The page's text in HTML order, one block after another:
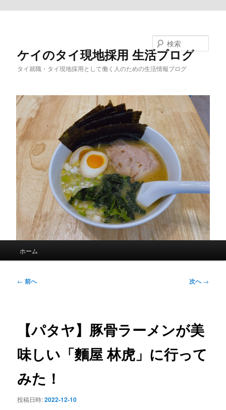
ケイのタイ現地採用 生活ブログ
タイ就職・タイ現地採用として働く人のための生活情報ブログ
ホーム
投
ョ
ン
← 前へ 次へ→
【パタヤ】豚骨ラーメンが美
味しい「麵屋 林虎」に行って
みた！
投稿日時:2022-12-10